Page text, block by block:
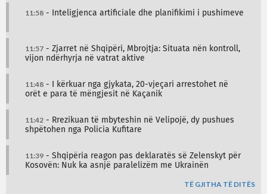
11:58 - Inteligjenca artificiale dhe planifikimi i pushimeve
11:57 - Zjarret në Shqipëri, Mbrojtja: Situata nën kontroll,
vijon ndërhyrja në vatrat aktive
11:48 - I kërkuar nga gjykata, 20-vjeçari arrestohet në
orët e para të mëngjesit në Kaçanik
11:42 - Rrezikuan të mbyteshin në Velipojë, dy pushues
shpëtohen nga Policia Kufitare
11:39 - Shqipëria reagon pas deklaratës së Zelenskyt për
Kosovën: Nuk ka asnjë paralelizëm me Ukrainën
TË GJITHA TË DITËS